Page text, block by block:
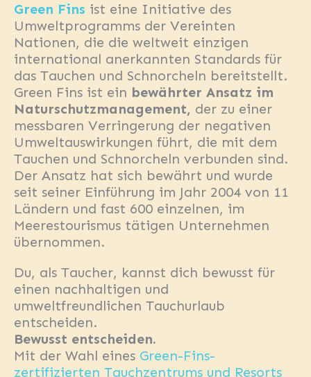
Green Fins ist eine Initiative des
Umweltprogramms der Vereinten
Nationen, die die weltweit einzigen
international anerkannten Standards für
das Tauchen und Schnorcheln bereitstellt.
Green Fins ist ein bewährter Ansatz im
Naturschutzmanagement, der zu einer
messbaren Verringerung der negativen
Umweltauswirkungen führt, die mit dem
Tauchen und Schnorcheln verbunden sind.
Der Ansatz hat sich bewährt und wurde
seit seiner Einführung im Jahr 2004 von 11
Ländern und fast 600 einzelnen, im
Meerestourismus tätigen Unternehmen
übernommen.
Du, als Taucher, kannst dich bewusst für
einen nachhaltigen und
umweltfreundlichen Tauchurlaub
entscheiden.
Bewusst entscheiden.
Mit der Wahl eines Green-Fins-
zertifizierten Tauchzentrums und Resorts